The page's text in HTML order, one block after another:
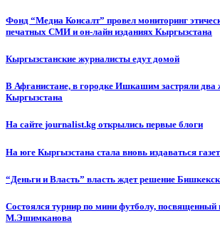
Фонд “Медиа Консалт” провел мониторинг
печатных СМИ и он-лайн изданиях Кыргызстана
Кыргызстанские журналисты едут домой
В Афганистане, в городке Ишкашим застряли два
Кыргызстана
На сайте journalist.kg открылись первые блоги
На юге Кыргызстана стала вновь издаваться
“Деньги и Власть” власть ждет решение
Состоялся турнир по мини футболу, посвященный
М.Эшимканова